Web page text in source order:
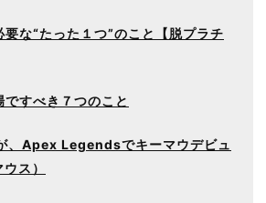
な“たった１つ”のこと【脱プラチ
すべき７つのこと
、Apex Legendsでキーマウデビュ
ス）